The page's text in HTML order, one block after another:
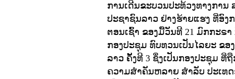
ການເດີນຂະບວນປະທ້ວງທາງການ
ປະຊາຊົນລາວ ຢ່າງຮ້າຍແຮງ ທີ່ອົງ
ຕອນເຊົ້າ ຂອງມື້ວັນທີ 21 ມົກກະຣ
ກອງປະຊຸມ ທົບທວນເປັນໄລຍະ ຂ
ລາວ ຄັ້ງທີ 3 ຊຶ່ງເປັນກອງປະຊຸມ ທີ່
ຄວາມສໍາຄັນຫລາຍ ສໍາລັບ ປະເທ